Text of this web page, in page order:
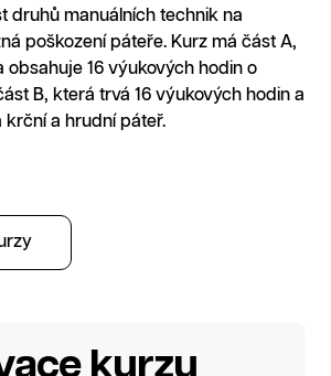
druhů manuálních technik na
poškození páteře. Kurz má část A,
obsahuje 16 výukových hodin o
B, která trvá 16 výukových hodin a
krční a hrudní páteř.
kurzu